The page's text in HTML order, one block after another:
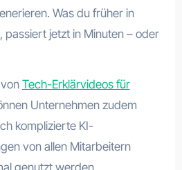
Was du früher in
passiert jetzt in Minuten – oder
Tech-Erklärvideos für
Unternehmen zudem
komplizierte KI-
von allen Mitarbeitern
genutzt werden.